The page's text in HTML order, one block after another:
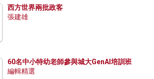
西方世界兩批政客
張建雄
60名中小特幼老師參與城大GenAI培訓班
編輯精選